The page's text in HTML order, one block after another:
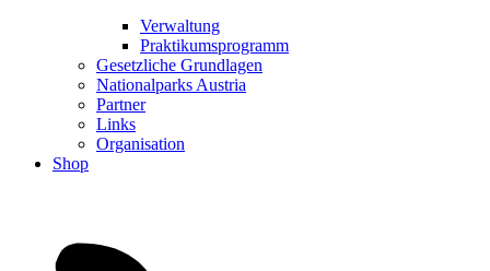
Verwaltung
Praktikumsprogramm
Gesetzliche Grundlagen
Nationalparks Austria
Partner
Links
Organisation
Shop